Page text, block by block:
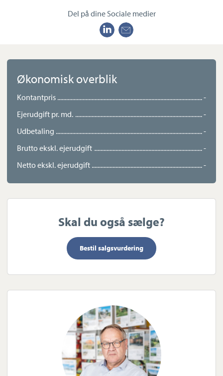
Del på dine Sociale medier
Økonomisk overblik
Kontantpris
-
Ejerudgift pr. md.
-
Udbetaling
-
Brutto ekskl. ejerudgift
-
Netto ekskl. ejerudgift
-
Skal du også sælge?
Bestil salgsvurdering